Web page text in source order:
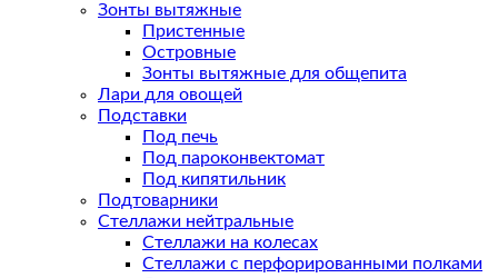
Зонты вытяжные
Пристенные
Островные
Зонты вытяжные для общепита
Лари для овощей
Подставки
Под печь
Под пароконвектомат
Под кипятильник
Подтоварники
Стеллажи нейтральные
Стеллажи на колесах
Стеллажи с перфорированными полками